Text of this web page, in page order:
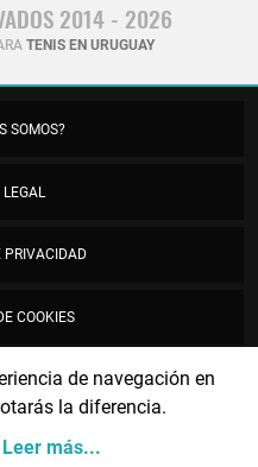
de navegación en
la diferencia.
Leer más...
2014 - 2026
TENIS EN URUGUAY
SOMOS?
PRIVACIDAD
COOKIES